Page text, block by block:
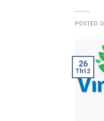
POSTED
26
Th12